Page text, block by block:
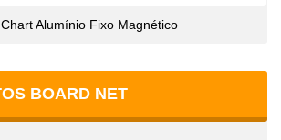
BOARD NET
Alumínio Fixo Magnético